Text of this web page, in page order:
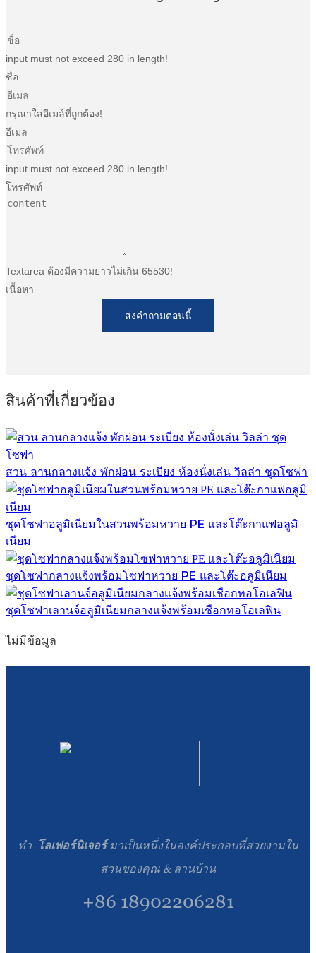
input must not exceed 280 in length!
ชื่อ
กรุณาใส่อีเมล์ที่ถูกต้อง!
อีเมล
input must not exceed 280 in length!
โทรศัพท์
Textarea ต้องมีความยาวไม่เกิน 65530!
เนื้อหา
ส่งคำถามตอนนี้
สินค้าที่เกี่ยวข้อง
สวน ลานกลางแจ้ง พักผ่อน ระเบียง ห้องนั่งเล่น วิลล่า ชุดโซฟา
ชุดโซฟาอลูมิเนียมในสวนพร้อมหวาย PE และโต๊ะกาแฟอลูมิ
เนียม
ชุดโซฟากลางแจ้งพร้อมโซฟาหวาย PE และโต๊ะอลูมิเนียม
ชุดโซฟาเลานจ์อลูมิเนียมกลางแจ้งพร้อมเชือกทอโอเลฟิน
ไม่มีข้อมูล
ทำ โลเฟอร์นิเจอร์มาเป็นหนึ่งในองค์ประกอบที่สวยงามใน
สวนของคุณ & ลานบ้าน
+86 18902206281